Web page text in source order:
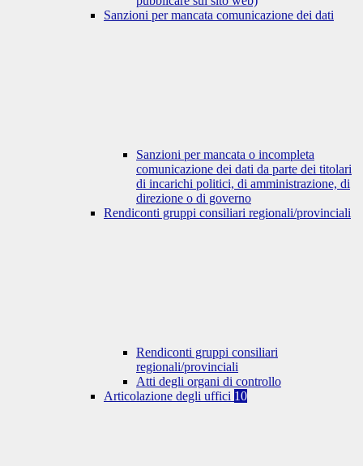
Sanzioni per mancata comunicazione dei dati
Sanzioni per mancata o incompleta
comunicazione dei dati da parte dei titolari
di incarichi politici, di amministrazione, di
direzione o di governo
Rendiconti gruppi consiliari regionali/provinciali
Rendiconti gruppi consiliari
regionali/provinciali
Atti degli organi di controllo
Articolazione degli uffici 10